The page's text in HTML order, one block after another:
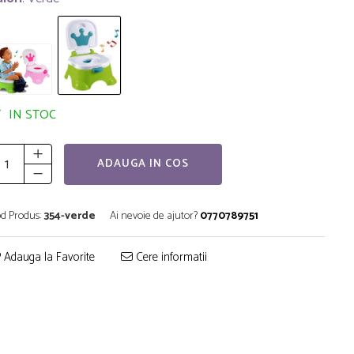
IN STOC
ADAUGA IN COS
Produs:354-verde Ai nevoie de ajutor?0770789751
Adauga la Favorite Cere informatii